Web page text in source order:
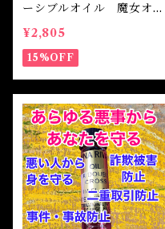
寅 Tiger
卯 Rabit
辰 Dragon
巳 Snake
午 Horse
願望
人間関係 Relationship
人間関係 Relationships
自己実現 Self-Realization
スピリチュアル Spiritual
金運 Money
人間関係 Relationships
アミュレット Amulet
仕事
金運
魔除け
ーシブルオイル 魔女オイ
ル 白魔術
¥2,805
15%OFF